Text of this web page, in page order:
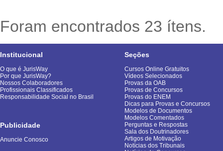
Foram encontrados 23 ítens.
Institucional
O que é JurisWay
Por que JurisWay?
Nossos Colaboradores
Profissionais Classificados
Responsabilidade Social no Brasil
Publicidade
Anuncie Conosco
Seções
Cursos Online Gratuitos
Vídeos Selecionados
Provas da OAB
Provas de Concursos
Provas do ENEM
Dicas para Provas e Concursos
Modelos de Documentos
Modelos Comentados
Perguntas e Respostas
Sala dos Doutrinadores
Artigos de Motivação
Notícias dos Tribunais